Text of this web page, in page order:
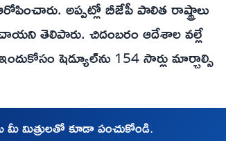
అప్పట్లో బీజేపీ పాలిత రాష్ట్రాలు
తెలిపారు. చిదంబరం ఆదేశాల వల్లే
షెడ్యూల్‌ను 154 సార్లు మార్చాల్సి
మీ మిత్రులతో కూడా పంచుకోండి.